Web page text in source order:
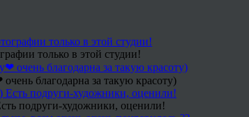
только в этой студии!
благодарна за такую красоту)
подруги-художники, оценили!